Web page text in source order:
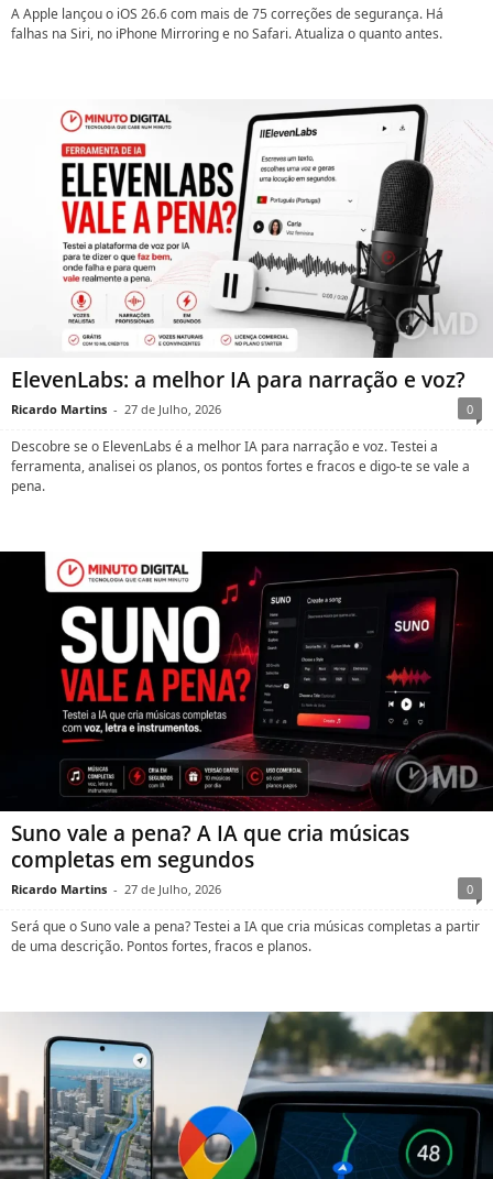
A Apple lançou o iOS 26.6 com mais de 75 correções de segurança. Há
falhas na Siri, no iPhone Mirroring e no Safari. Atualiza o quanto antes.
ElevenLabs: a melhor IA para narração e voz?
Ricardo Martins - 27 de Julho, 2026 0
Descobre se o ElevenLabs é a melhor IA para narração e voz. Testei a
ferramenta, analisei os planos, os pontos fortes e fracos e digo-te se vale a
pena.
Suno vale a pena? A IA que cria músicas
completas em segundos
Ricardo Martins - 27 de Julho, 2026 0
Será que o Suno vale a pena? Testei a IA que cria músicas completas a partir
de uma descrição. Pontos fortes, fracos e planos.